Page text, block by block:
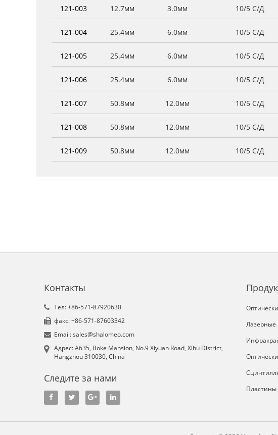
121-003 12.7мм 3.0мм 10/5 С/Д
121-004 25.4мм 6.0мм 10/5 С/Д
121-005 25.4мм 6.0мм 10/5 С/Д
121-006 25.4мм 6.0мм 10/5 С/Д
121-007 50.8мм 12.0мм 10/5 С/Д
121-008 50.8мм 12.0мм 10/5 С/Д
121-009 50.8мм 12.0мм 10/5 С/Д
Контакты
Tел: +86-571-87920630
факс: +86-571-87603342
Email: sales@shalomeo.com
Aдрес: A635, Boke Mansion, No.9 Xiyuan Road, Xihu District,
Hangzhou 310030, China
Следите за нами
Лазерные
Пластины